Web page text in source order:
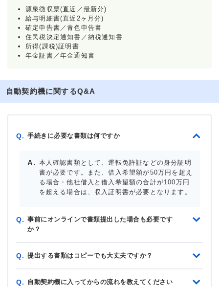
源泉徴収票(直近／最新分)
給与明細書(直近2ヶ月分)
確定申告書／青色申告書
住民税決定通知書／納税通知書
所得(課税)証明書
年金証書／年金通知書
自動契約機に関するQ&A
Q. 手続きに必要な書類は何ですか
本人確認書類として、運転免許証などの身分証明
書が必要です。また、借入希望額が50万円を超え
る場合・他社借入と借入希望額の合計が100万円
を超える場合は、収入証明書が必要となります。
Q. 事前にオンラインで書類提出した場合も必要です
か？
Q. 提出する書類はコピーでも大丈夫ですか？
Q. 自動契約機に入ってからの流れを教えてください